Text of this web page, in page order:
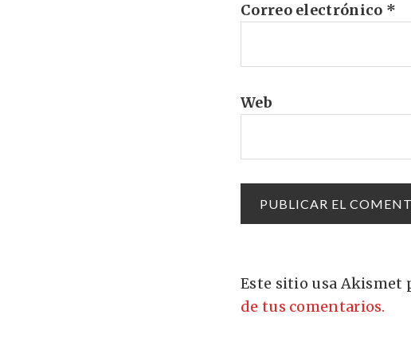
Correo electrónico *
Web
Este sitio usa Akismet
de tus comentarios.